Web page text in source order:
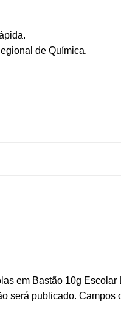
de Química.
em Bastão 10g Escolar
será publicado. Campos